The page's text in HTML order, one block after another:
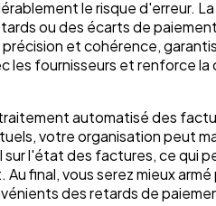
le risque d'erreur. La
ou des écarts de
et cohérence,
les fournisseurs et renforce
automatisé des
votre organisation peut
l'état des factures, ce qui
final, vous serez mieux
des retards de